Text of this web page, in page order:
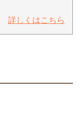
詳しくはこちら